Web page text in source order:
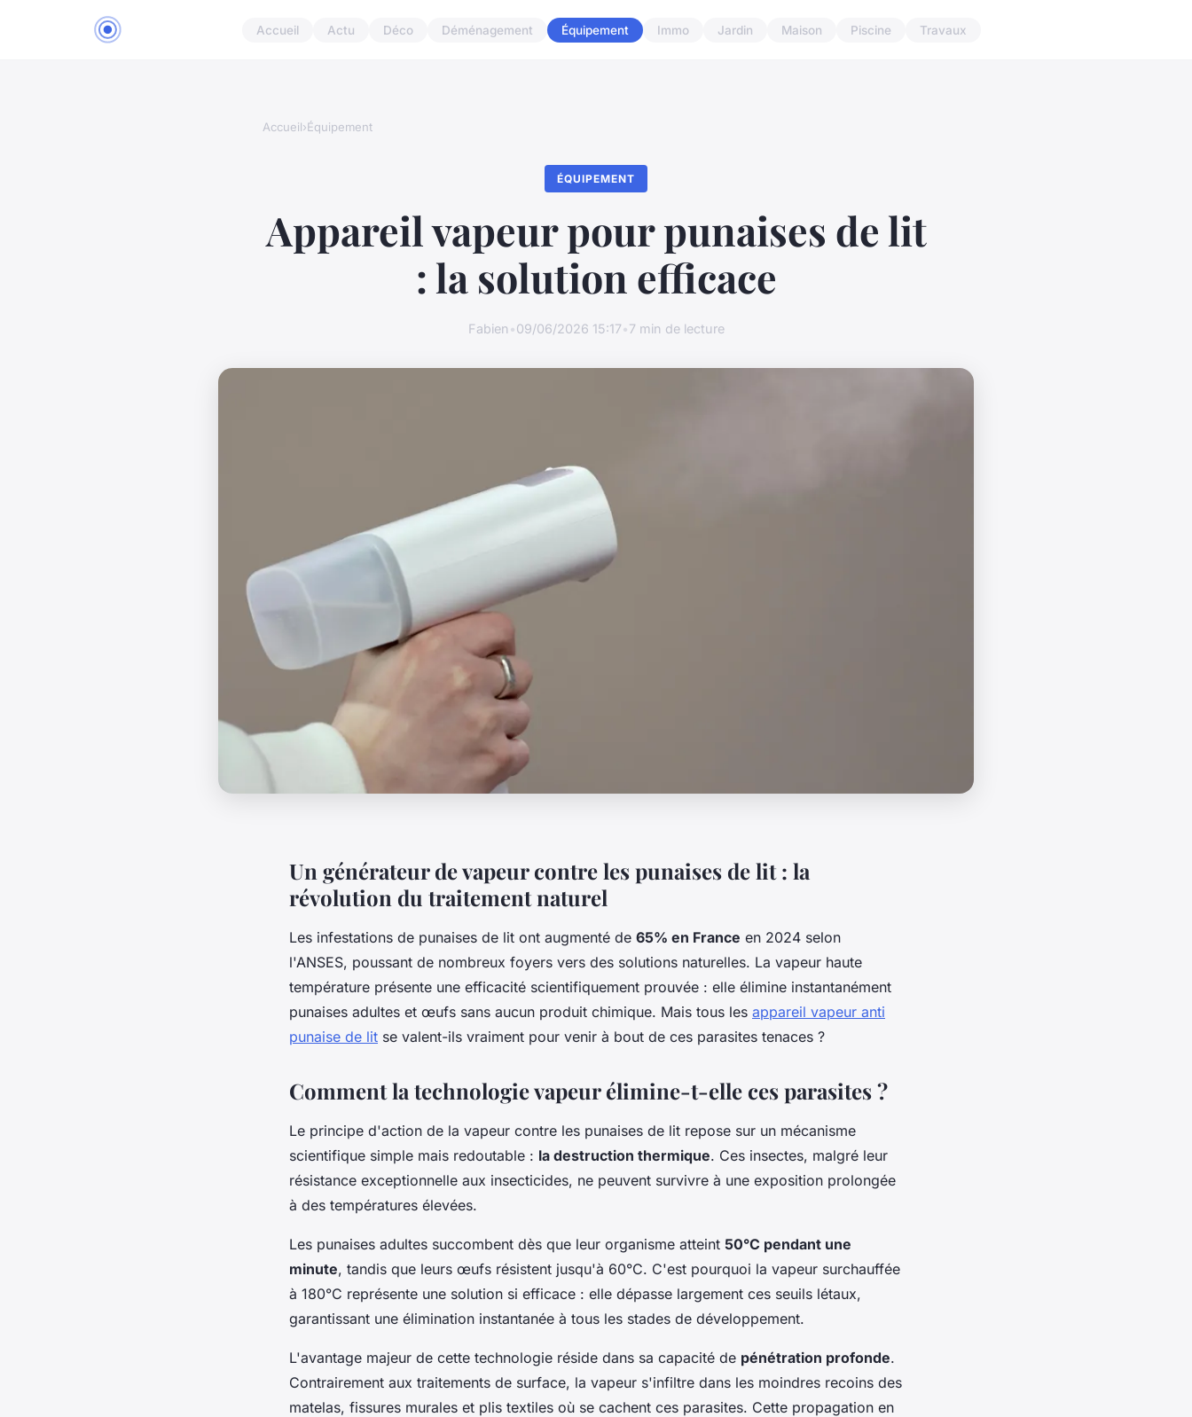
Accueil Actu Déco Déménagement Équipement Immo Jardin Maison Piscine Travaux
Accueil›Équipement
ÉQUIPEMENT
Appareil vapeur pour punaises de lit
: la solution efficace
Fabien •09/06/2026 15:17•7 min de lecture
Un générateur de vapeur contre les punaises de lit : la
révolution du traitement naturel
Les infestations de punaises de lit ont augmenté de 65% en France en 2024 selon
l'ANSES, poussant de nombreux foyers vers des solutions naturelles. La vapeur haute
température présente une efficacité scientifiquement prouvée : elle élimine instantanément
punaises adultes et œufs sans aucun produit chimique. Mais tous les appareil vapeur anti
punaise de lit se valent-ils vraiment pour venir à bout de ces parasites tenaces ?
Comment la technologie vapeur élimine-t-elle ces parasites ?
Le principe d'action de la vapeur contre les punaises de lit repose sur un mécanisme
scientifique simple mais redoutable : la destruction thermique. Ces insectes, malgré leur
résistance exceptionnelle aux insecticides, ne peuvent survivre à une exposition prolongée
à des températures élevées.
Les punaises adultes succombent dès que leur organisme atteint 50°C pendant une
minute, tandis que leurs œufs résistent jusqu'à 60°C. C'est pourquoi la vapeur surchauffée
à 180°C représente une solution si efficace : elle dépasse largement ces seuils létaux,
garantissant une élimination instantanée à tous les stades de développement.
L'avantage majeur de cette technologie réside dans sa capacité de pénétration profonde.
Contrairement aux traitements de surface, la vapeur s'infiltre dans les moindres recoins des
matelas, fissures murales et plis textiles où se cachent ces parasites. Cette propagation en